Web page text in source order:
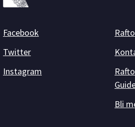
Facebook
Twitter
Instagram
Bli